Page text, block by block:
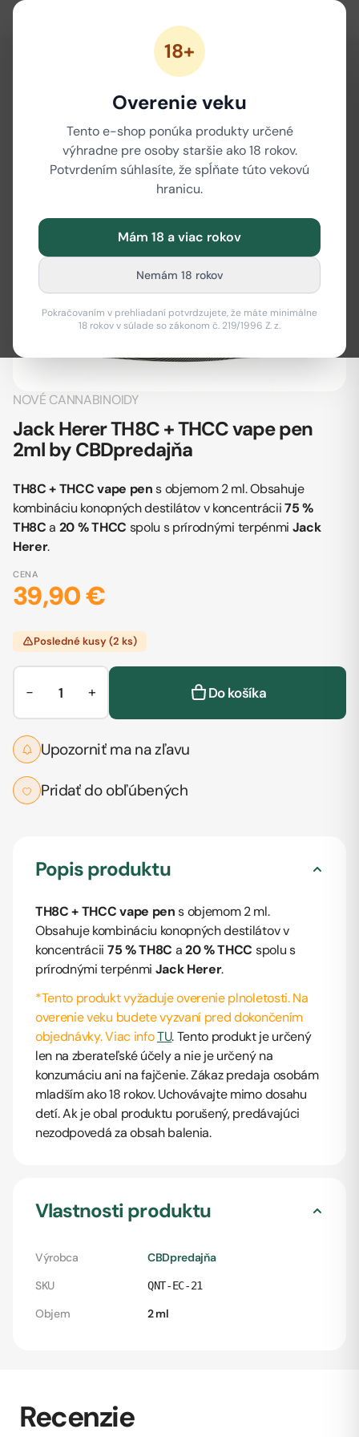
18+
Overenie veku
Tento e-shop ponúka produkty určené
výhradne pre osoby staršie ako 18 rokov.
Potvrdením súhlasíte, že spĺňate túto vekovú
hranicu.
Mám 18 a viac rokov
Nemám 18 rokov
Pokračovaním v prehliadaní potvrdzujete, že máte minimálne
18 rokov v súlade so zákonom č. 219/1996 Z. z.
NOVÉ CANNABINOIDY
Jack Herer TH8C + THCC vape pen
2ml by CBDpredajňa
TH8C + THCC vape pens objemom 2 ml. Obsahuje
kombináciu konopných destilátov v koncentrácii75 %
TH8Ca 20 % THCC spolu s prírodnými terpénmi Jack
Herer.
CENA
39,90 €
Posledné kusy (2 ks)
− + Do košíka
Upozorniť ma na zľavu
Pridať do obľúbených
Popis produktu
TH8C + THCC vape pens objemom 2 ml.
Obsahuje kombináciu konopných destilátov v
koncentrácii 75 % TH8C a20 % THCC spolu s
prírodnými terpénmi Jack Herer.
*Tento produkt vyžaduje overenie plnoletosti. Na
overenie veku budete vyzvaní pred dokončením
objednávky. Viac infoTU.Tento produkt je určený
len na zberateľské účely a nie je určený na
konzumáciu ani na fajčenie. Zákaz predaja osobám
mladším ako 18 rokov. Uchovávajte mimo dosahu
detí. Ak je obal produktu porušený, predávajúci
nezodpovedá za obsah balenia.
Vlastnosti produktu
Výrobca
CBDpredajňa
SKU
QNT-EC-21
Objem 2 ml
Recenzie